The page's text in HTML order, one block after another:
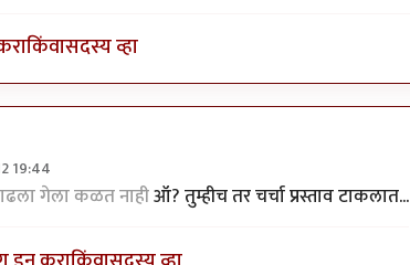
किंवासदस्य व्हा
19:44
सिनेमाbyअविनाशकुलकर्णी
गेला कळत नाहीऑ? तुम्हीच तर चर्चा प्रस्ताव टाकलात...